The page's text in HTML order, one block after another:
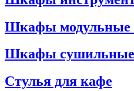
Шкафы модульные
Шкафы сушильные
Стулья для кафе